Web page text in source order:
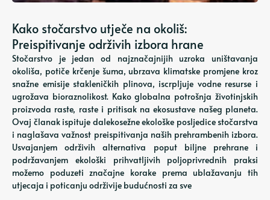
Kako stočarstvo utječe na okoliš:
Preispitivanje održivih izbora hrane
Stočarstvo je jedan od najznačajnijih uzroka uništavanja
okoliša, potiče krčenje šuma, ubrzava klimatske promjene kroz
snažne emisije stakleničkih plinova, iscrpljuje vodne resurse i
ugrožava bioraznolikost. Kako globalna potrošnja životinjskih
proizvoda raste, raste i pritisak na ekosustave našeg planeta.
Ovaj članak ispituje dalekosežne ekološke posljedice stočarstva
i naglašava važnost preispitivanja naših prehrambenih izbora.
Usvajanjem održivih alternativa poput biljne prehrane i
podržavanjem ekološki prihvatljivih poljoprivrednih praksi
možemo poduzeti značajne korake prema ublažavanju tih
utjecaja i poticanju održivije budućnosti za sve